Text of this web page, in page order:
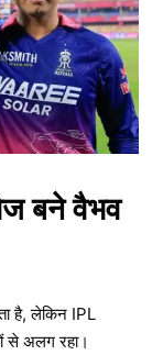
बने वैभव
है, लेकिन IPL
से अलग रहा।